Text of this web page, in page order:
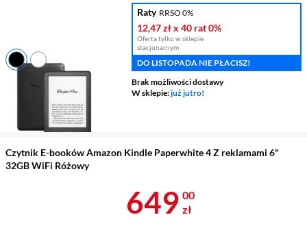
Ekran
6 ", 800 x 600 pikseli
Wyświetlacz E-Ink
Pamięć wbudowana 8 GB
Raty RRSO 0%
12,47 złx 40 rat0%
Oferta tylko w sklepie
stacjonarnym
DO LISTOPADA NIE PŁACISZ!
Brak możliwości dostawy
W sklepie:już jutro!
Czytnik E-booków Amazon Kindle Paperwhite 4 Z reklamami 6"
32GB WiFi Różowy
Cena 649 zł
649 00
zł